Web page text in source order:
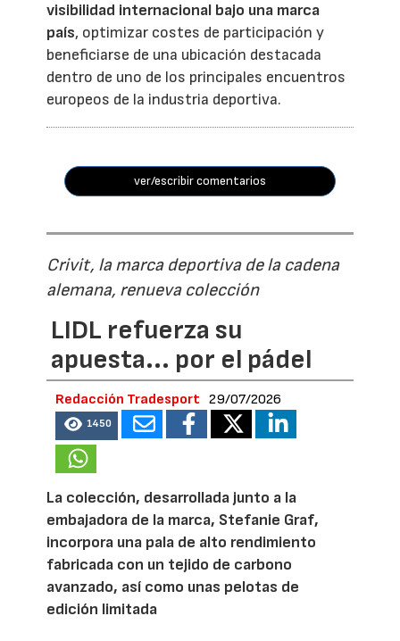
visibilidad internacional bajo una marca
país, optimizar costes de participación y
beneficiarse de una ubicación destacada
dentro de uno de los principales encuentros
europeos de la industria deportiva.
ver/escribir comentarios
Crivit, la marca deportiva de la cadena
alemana, renueva colección
LIDL refuerza su
apuesta... por el pádel
Redacción Tradesport 29/07/2026
1450
La colección, desarrollada junto a la
embajadora de la marca, Stefanie Graf,
incorpora una pala de alto rendimiento
fabricada con un tejido de carbono
avanzado, así como unas pelotas de
edición limitada